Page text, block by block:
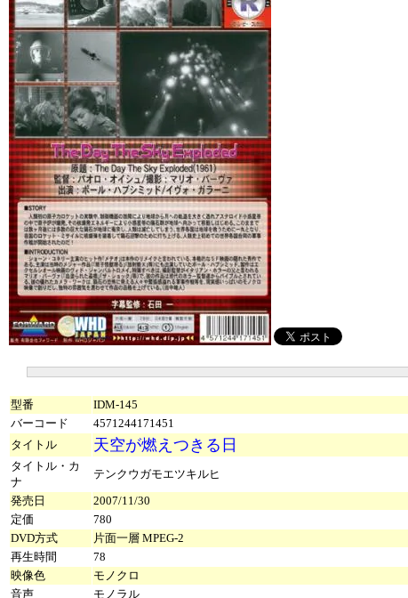
型番
IDM-145
バーコード
4571244171451
タイトル
天空が燃えつきる日
タイトル・カ
ナ
テンクウガモエツキルヒ
発売日
2007/11/30
定価
780
DVD方式
片面一層 MPEG-2
再生時間
78
映像色
モノクロ
音声
モノラル